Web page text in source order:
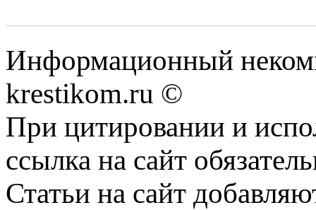
Информационный
krestikom.ru ©
При цитировании и
ссылка на сайт
Статьи на сайт